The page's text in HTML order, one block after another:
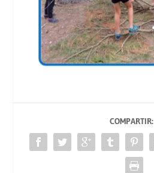
COMPARTIR: